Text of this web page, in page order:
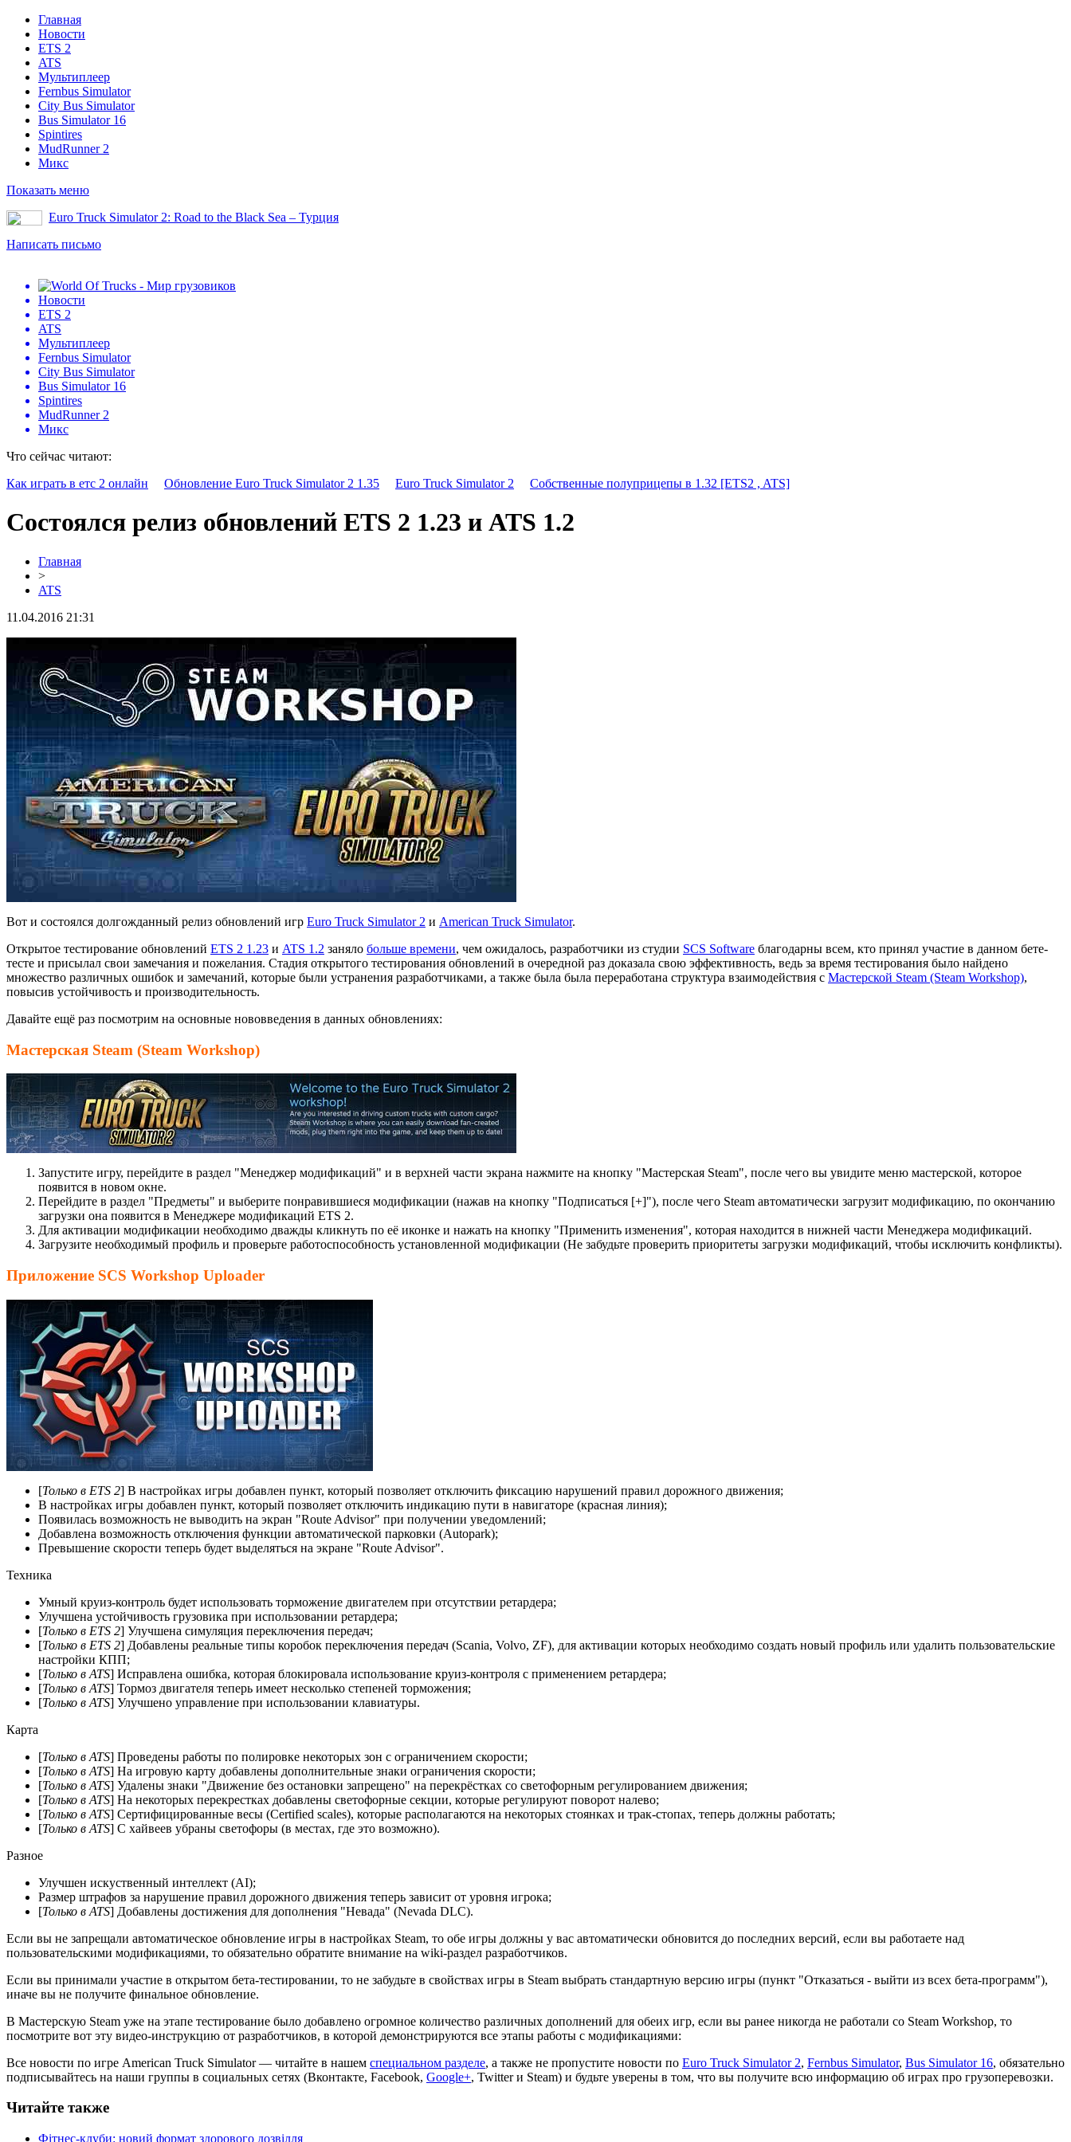
Главная
Новости
ETS 2
ATS
Мультиплеер
Fernbus Simulator
City Bus Simulator
Bus Simulator 16
Spintires
MudRunner 2
Микс
Показать меню
Euro Truck Simulator 2: Road to the Black Sea – Турция
Написать письмо
Новости
ETS 2
ATS
Мультиплеер
Fernbus Simulator
City Bus Simulator
Bus Simulator 16
Spintires
MudRunner 2
Микс
Что сейчас читают:
Как играть в етс 2 онлайн
Обновление Euro Truck Simulator 2 1.35 Euro Truck Simulator 2 Собственные полуприцепы в 1.32 [ETS2 , ATS]
Состоялся релиз обновлений ETS 2 1.23 и ATS 1.2
Главная
>
ATS
11.04.2016 21:31
Вот и состоялся долгожданный релиз обновлений игр Euro Truck Simulator 2 и American Truck Simulator.
Открытое тестирование обновлений ETS 2 1.23 и ATS 1.2 заняло больше времени, чем ожидалось, разработчики из студии SCS Software благодарны всем, кто принял участие в данном бете-
тесте и присылал свои замечания и пожелания. Стадия открытого тестирования обновлений в очередной раз доказала свою эффективность, ведь за время тестирования было найдено
множество различных ошибок и замечаний, которые были устранения разработчиками, а также была была переработана структура взаимодействия с Мастерской Steam (Steam Workshop),
повысив устойчивость и производительность.
Давайте ещё раз посмотрим на основные нововведения в данных обновлениях:
Мастерская Steam (Steam Workshop)
Запустите игру, перейдите в раздел "Менеджер модификаций" и в верхней части экрана нажмите на кнопку "Мастерская Steam", после чего вы увидите меню мастерской, которое
появится в новом окне.
Перейдите в раздел "Предметы" и выберите понравившиеся модификации (нажав на кнопку "Подписаться [+]"), после чего Steam автоматически загрузит модификацию, по окончанию
загрузки она появится в Менеджере модификаций ETS 2.
Для активации модификации необходимо дважды кликнуть по её иконке и нажать на кнопку "Применить изменения", которая находится в нижней части Менеджера модификаций.
Загрузите необходимый профиль и проверьте работоспособность установленной модификации (Не забудьте проверить приоритеты загрузки модификаций, чтобы исключить конфликты).
Приложение SCS Workshop Uploader
[Только в ETS 2] В настройках игры добавлен пункт, который позволяет отключить фиксацию нарушений правил дорожного движения;
В настройках игры добавлен пункт, который позволяет отключить индикацию пути в навигаторе (красная линия);
Появилась возможность не выводить на экран "Route Advisor" при получении уведомлений;
Добавлена возможность отключения функции автоматической парковки (Autopark);
Превышение скорости теперь будет выделяться на экране "Route Advisor".
Техника
Умный круиз-контроль будет использовать торможение двигателем при отсутствии ретардера;
Улучшена устойчивость грузовика при использовании ретардера;
[Только в ETS 2] Улучшена симуляция переключения передач;
[Только в ETS 2] Добавлены реальные типы коробок переключения передач (Scania, Volvo, ZF), для активации которых необходимо создать новый профиль или удалить пользовательские
настройки КПП;
[Только в ATS] Исправлена ошибка, которая блокировала использование круиз-контроля с применением ретардера;
[Только в ATS] Тормоз двигателя теперь имеет несколько степеней торможения;
[Только в ATS] Улучшено управление при использовании клавиатуры.
Карта
[Только в ATS] Проведены работы по полировке некоторых зон с ограничением скорости;
[Только в ATS] На игровую карту добавлены дополнительные знаки ограничения скорости;
[Только в ATS] Удалены знаки "Движение без остановки запрещено" на перекрёстках со светофорным регулированием движения;
[Только в ATS] На некоторых перекрестках добавлены светофорные секции, которые регулируют поворот налево;
[Только в ATS] Сертифицированные весы (Certified scales), которые располагаются на некоторых стоянках и трак-стопах, теперь должны работать;
[Только в ATS] С хайвеев убраны светофоры (в местах, где это возможно).
Разное
Улучшен искуственный интеллект (AI);
Размер штрафов за нарушение правил дорожного движения теперь зависит от уровня игрока;
[Только в ATS] Добавлены достижения для дополнения "Невада" (Nevada DLC).
Если вы не запрещали автоматическое обновление игры в настройках Steam, то обе игры должны у вас автоматически обновится до последних версий, если вы работаете над
пользовательскими модификациями, то обязательно обратите внимание на wiki-раздел разработчиков.
Если вы принимали участие в открытом бета-тестировании, то не забудьте в свойствах игры в Steam выбрать стандартную версию игры (пункт "Отказаться - выйти из всех бета-программ"),
иначе вы не получите финальное обновление.
В Мастерскую Steam уже на этапе тестирование было добавлено огромное количество различных дополнений для обеих игр, если вы ранее никогда не работали со Steam Workshop, то
посмотрите вот эту видео-инструкцию от разработчиков, в которой демонстрируются все этапы работы с модификациями:
Все новости по игре American Truck Simulator — читайте в нашем специальном разделе, а также не пропустите новости по Euro Truck Simulator 2, Fernbus Simulator, Bus Simulator 16, обязательно
подписывайтесь на наши группы в социальных сетях (Вконтакте, Facebook, Google+, Twitter и Steam) и будьте уверены в том, что вы получите всю информацию об играх про грузоперевозки.
Читайте также
Фітнес-клуби: новий формат здорового дозвілля